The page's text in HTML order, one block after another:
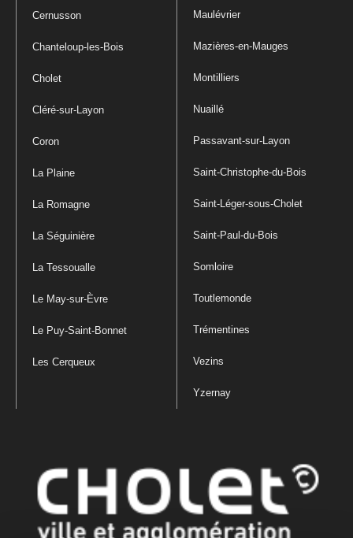
Cernusson
Chanteloup-les-Bois
Cholet
Cléré-sur-Layon
Coron
La Plaine
La Romagne
La Séguinière
La Tessoualle
Le May-sur-Èvre
Le Puy-Saint-Bonnet
Les Cerqueux
Maulévrier
Mazières-en-Mauges
Montilliers
Nuaillé
Passavant-sur-Layon
Saint-Christophe-du-Bois
Saint-Léger-sous-Cholet
Saint-Paul-du-Bois
Somloire
Toutlemonde
Trémentines
Vezins
Yzernay